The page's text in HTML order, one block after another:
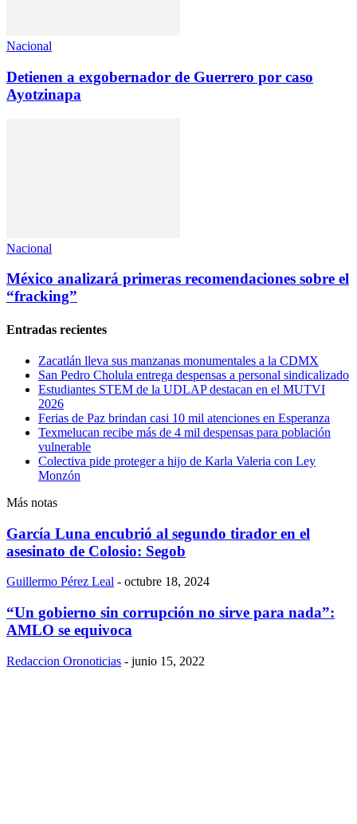
Nacional
Detienen a exgobernador de Guerrero por caso
Ayotzinapa
Nacional
México analizará primeras recomendaciones sobre el
“fracking”
Entradas recientes
Zacatlán lleva sus manzanas monumentales a la CDMX
San Pedro Cholula entrega despensas a personal sindicalizado
Estudiantes STEM de la UDLAP destacan en el MUTVI
2026
Ferias de Paz brindan casi 10 mil atenciones en Esperanza
Texmelucan recibe más de 4 mil despensas para población
vulnerable
Colectiva pide proteger a hijo de Karla Valeria con Ley
Monzón
Más notas
García Luna encubrió al segundo tirador en el
asesinato de Colosio: Segob
Guillermo Pérez Leal - octubre 18, 2024
“Un gobierno sin corrupción no sirve para nada”:
AMLO se equivoca
Redaccion Oronoticias - junio 15, 2022